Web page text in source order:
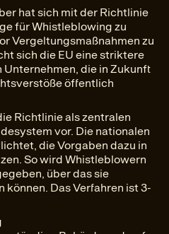
hat sich mit der Richtlinie
für Whistleblowing zu
Vergeltungsmaßnahmen zu
sich die EU eine striktere
Unternehmen, die in Zukunft
öffentlich
Richtlinie als zentralen
vor. Die nationalen
die Vorgaben dazu in
So wird Whistleblowern
über das sie
Das Verfahren ist 3-